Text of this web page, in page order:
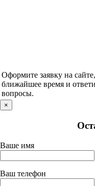
Оформите заявку на
ближайшее время и
вопросы.
×
Ваше имя
Ваш телефон